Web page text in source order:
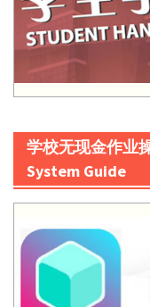
学校无现金作业
System Guide